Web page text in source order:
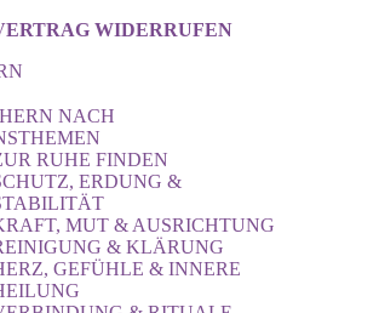
WIDERRUFEN
NACH
RUHE FINDEN
ERDUNG &
MUT & AUSRICHTUNG
& KLÄRUNG
GEFÜHLE & INNERE